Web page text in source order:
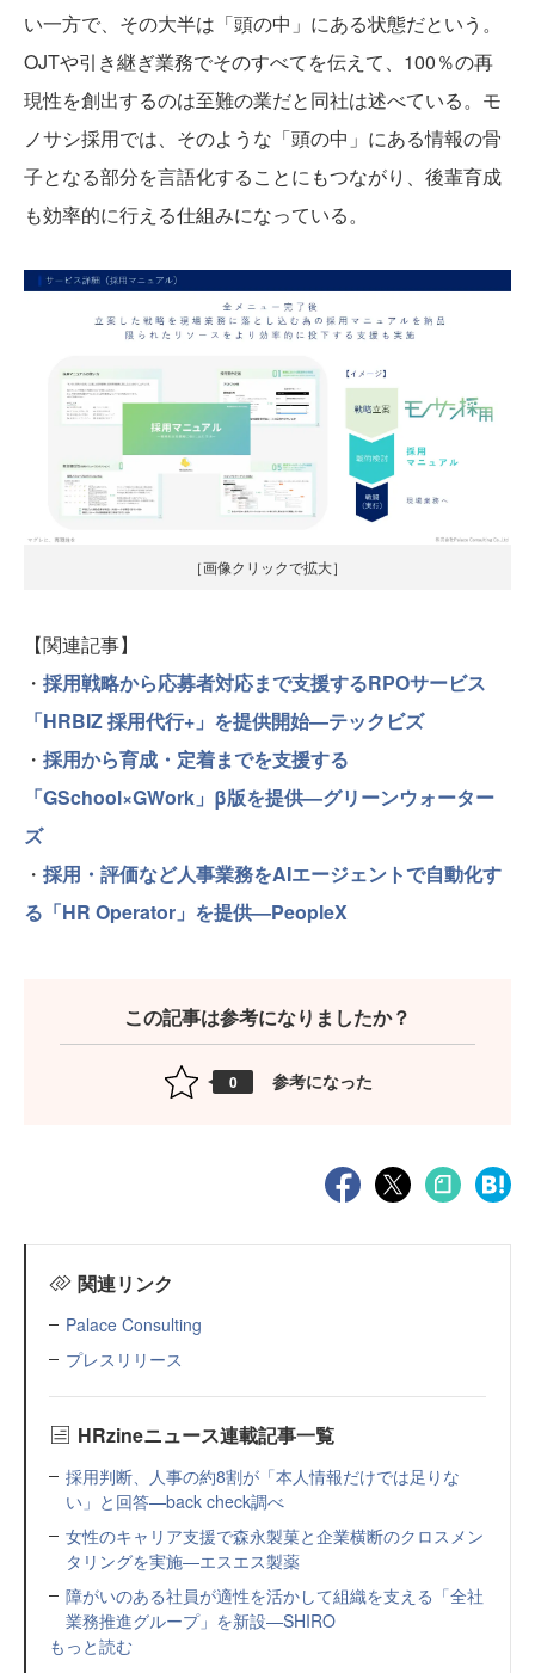
い一方で、その大半は「頭の中」にある状態だという。
OJTや引き継ぎ業務でそのすべてを伝えて、100％の再
現性を創出するのは至難の業だと同社は述べている。モ
ノサシ採用では、そのような「頭の中」にある情報の骨
子となる部分を言語化することにもつながり、後輩育成
も効率的に行える仕組みになっている。
［画像クリックで拡大］
【関連記事】
・ 採用戦略から応募者対応まで支援するRPOサービス
「HRBIZ 採用代行+」を提供開始—テックビズ
・ 採用から育成・定着までを支援する
「GSchool×GWork」β版を提供—グリーンウォーター
ズ
・ 採用・評価など人事業務をAIエージェントで自動化す
る「HR Operator」を提供—PeopleX
この記事は参考になりましたか？
0 参考になった
関連リンク
Palace Consulting
プレスリリース
HRzineニュース連載記事一覧
採用判断、人事の約8割が「本人情報だけでは足りな
い」と回答—back check調べ
女性のキャリア支援で森永製菓と企業横断のクロスメン
タリングを実施—エスエス製薬
障がいのある社員が適性を活かして組織を支える「全社
業務推進グループ」を新設—SHIRO
もっと読む